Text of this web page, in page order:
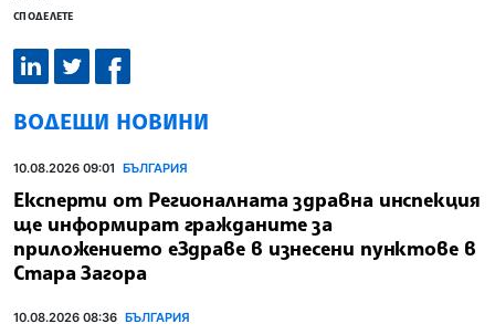
СПОДЕЛЕТЕ
ВОДЕЩИ НОВИНИ
10.08.2026 09:01 БЪЛГАРИЯ
Експерти от Регионалната здравна инспекция
ще информират гражданите за
приложението еЗдраве в изнесени пунктове в
Стара Загора
10.08.2026 08:36 БЪЛГАРИЯ